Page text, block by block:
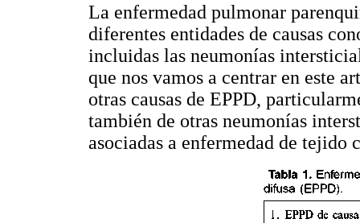
La enfermedad pulmonar
diferentes entidades de causas
incluidas las neumonías
que nos vamos a centrar en este
otras causas de EPPD,
también de otras neumonías
asociadas a enfermedad de tejido